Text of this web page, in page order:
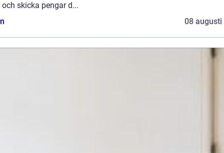
skicka pengar d...
08 augusti